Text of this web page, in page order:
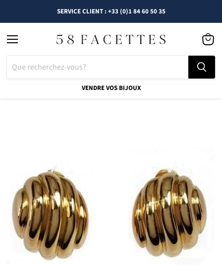
SERVICE CLIENT : +33 (0)1 84 60 50 35
VENDRE VOS BIJOUX
le
panier